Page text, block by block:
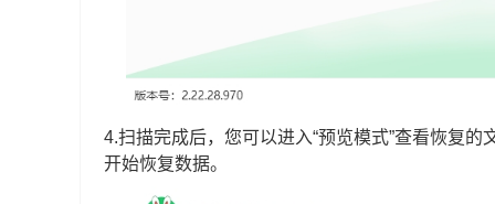
4.扫描完成后，您可以进入“预览模式”查看恢复
开始恢复数据。